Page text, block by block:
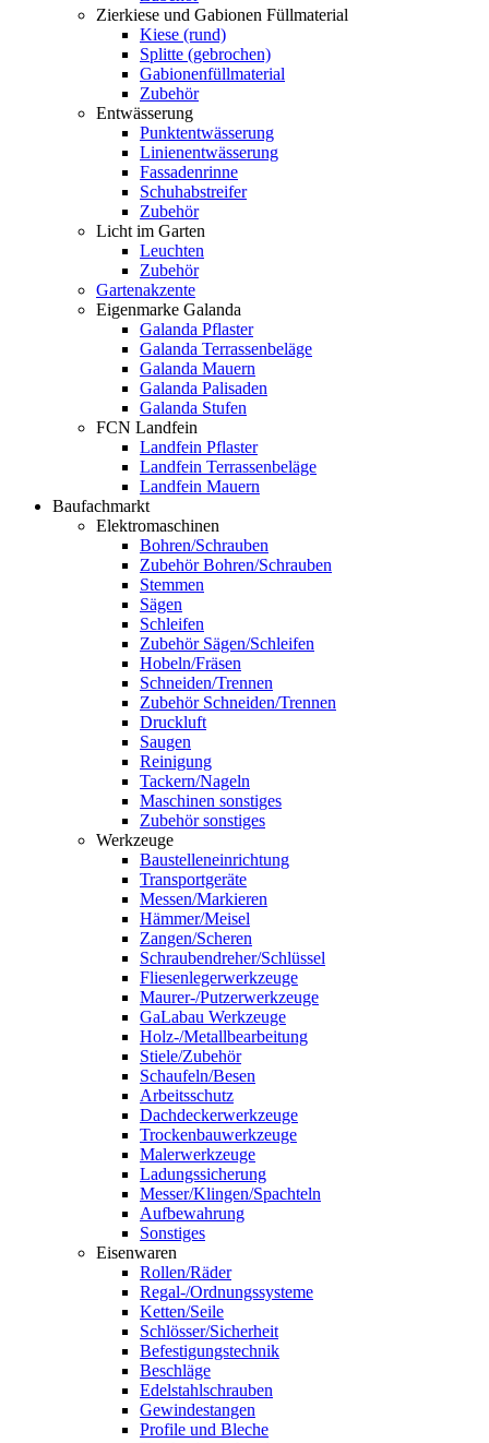
Zierkiese und Gabionen Füllmaterial
Kiese (rund)
Splitte (gebrochen)
Gabionenfüllmaterial
Zubehör
Entwässerung
Punktentwässerung
Linienentwässerung
Fassadenrinne
Schuhabstreifer
Zubehör
Licht im Garten
Leuchten
Zubehör
Gartenakzente
Eigenmarke Galanda
Galanda Pflaster
Galanda Terrassenbeläge
Galanda Mauern
Galanda Palisaden
Galanda Stufen
FCN Landfein
Landfein Pflaster
Landfein Terrassenbeläge
Landfein Mauern
Baufachmarkt
Elektromaschinen
Bohren/Schrauben
Zubehör Bohren/Schrauben
Stemmen
Sägen
Schleifen
Zubehör Sägen/Schleifen
Hobeln/Fräsen
Schneiden/Trennen
Zubehör Schneiden/Trennen
Druckluft
Saugen
Reinigung
Tackern/Nageln
Maschinen sonstiges
Zubehör sonstiges
Werkzeuge
Baustelleneinrichtung
Transportgeräte
Messen/Markieren
Hämmer/Meisel
Zangen/Scheren
Schraubendreher/Schlüssel
Fliesenlegerwerkzeuge
Maurer-/Putzerwerkzeuge
GaLabau Werkzeuge
Holz-/Metallbearbeitung
Stiele/Zubehör
Schaufeln/Besen
Arbeitsschutz
Dachdeckerwerkzeuge
Trockenbauwerkzeuge
Malerwerkzeuge
Ladungssicherung
Messer/Klingen/Spachteln
Aufbewahrung
Sonstiges
Eisenwaren
Rollen/Räder
Regal-/Ordnungssysteme
Ketten/Seile
Schlösser/Sicherheit
Befestigungstechnik
Beschläge
Edelstahlschrauben
Gewindestangen
Profile und Bleche